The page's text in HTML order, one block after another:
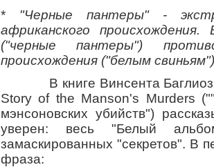
* "Черные пантеры" -
африканского
("черные пантеры")
происхождения ("белым
В книге Винсента Баглиози
Story of the Manson's Murders
мэнсоновских убийств")
уверен: весь "Белый
замаскированных "секретов". В
фраза: